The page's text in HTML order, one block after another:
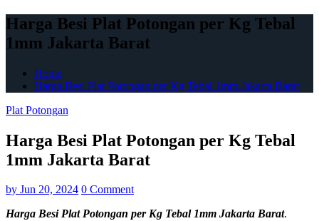
Harga Besi Plat Potongan per Kg Tebal
1mm Jakarta Barat
Home
Harga Besi Plat Potongan per Kg Tebal 1mm Jakarta Barat
Plat Potongan
Harga Besi Plat Potongan per Kg Tebal
1mm Jakarta Barat
by Jun 20, 2024 0 Comment
Harga Besi Plat Potongan per Kg Tebal 1mm Jakarta Barat.